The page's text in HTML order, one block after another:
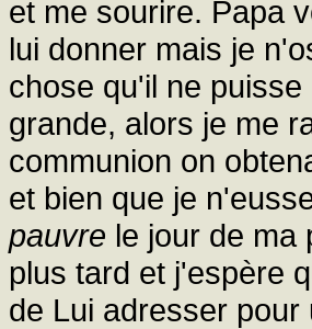
et me sourire. Papa
lui donner mais je
chose qu'il ne
grande, alors je me
communion on
et bien que je
pauvre le jour de ma
plus tard et j'espère
de Lui adresser